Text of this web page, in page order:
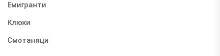
Емигранти
Клюки
Смотаняци